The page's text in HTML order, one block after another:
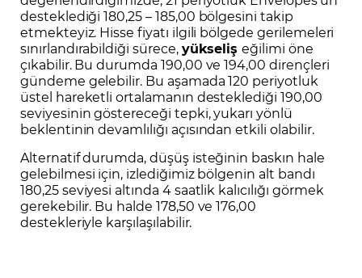
desteklediği 180,25 – 185,00 bölgesini takip
etmekteyiz. Hisse fiyatı ilgili bölgede gerilemeleri
sınırlandırabildiği sürece,yükselişeğilimi öne
çıkabilir. Bu durumda 190,00 ve 194,00 dirençleri
gündeme gelebilir. Bu aşamada 120 periyotluk
üstel hareketli ortalamanın desteklediği 190,00
seviyesinin göstereceği tepki, yukarı yönlü
beklentinin devamlılığı açısından etkili olabilir.
Alternatif durumda, düşüş isteğinin baskın hale
gelebilmesi için, izlediğimiz bölgenin alt bandı
180,25 seviyesi altında 4 saatlik kalıcılığı görmek
gerekebilir. Bu halde 178,50 ve 176,00
destekleriyle karşılaşılabilir.